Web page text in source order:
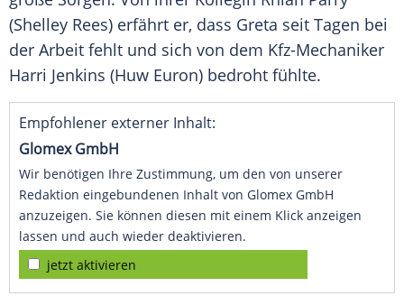
(Shelley Rees) erfährt er, dass Greta seit Tagen bei
der Arbeit fehlt und sich von dem Kfz-Mechaniker
Harri Jenkins (Huw Euron) bedroht fühlte.
Empfohlener externer Inhalt:
Glomex GmbH
Wir benötigen Ihre Zustimmung, um den von unserer
Redaktion eingebundenen Inhalt von Glomex GmbH
anzuzeigen. Sie können diesen mit einem Klick anzeigen
lassen und auch wieder deaktivieren.
jetzt aktivieren